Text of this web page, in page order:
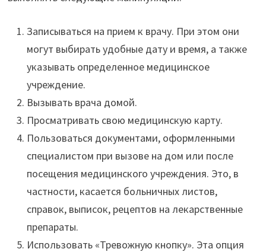
Записываться на прием к врачу. При этом они
могут выбирать удобные дату и время, а также
указывать определенное медицинское
учреждение.
Вызывать врача домой.
Просматривать свою медицинскую карту.
Пользоваться документами, оформленными
специалистом при вызове на дом или после
посещения медицинского учреждения. Это, в
частности, касается больничных листов,
справок, выписок, рецептов на лекарственные
препараты.
Использовать «Тревожную кнопку». Эта опция